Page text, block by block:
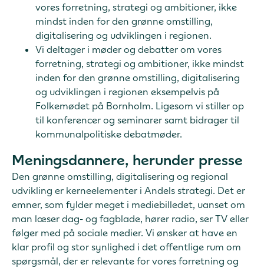
vores forretning, strategi og ambitioner, ikke
mindst inden for den grønne omstilling,
digitalisering og udviklingen i regionen.
Vi deltager i møder og debatter om vores
forretning, strategi og ambitioner, ikke mindst
inden for den grønne omstilling, digitalisering
og udviklingen i regionen eksempelvis på
Folkemødet på Bornholm. Ligesom vi stiller op
til konferencer og seminarer samt bidrager til
kommunalpolitiske debatmøder.
Meningsdannere, herunder presse
Den grønne omstilling, digitalisering og regional
udvikling er kerneelementer i Andels strategi. Det er
emner, som fylder meget i mediebilledet, uanset om
man læser dag- og fagblade, hører radio, ser TV eller
følger med på sociale medier. Vi ønsker at have en
klar profil og stor synlighed i det offentlige rum om
spørgsmål, der er relevante for vores forretning og